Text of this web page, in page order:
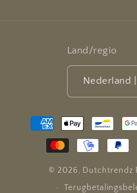
Land/regio
Betaalmethoden
© 2026, Dutchtrendz